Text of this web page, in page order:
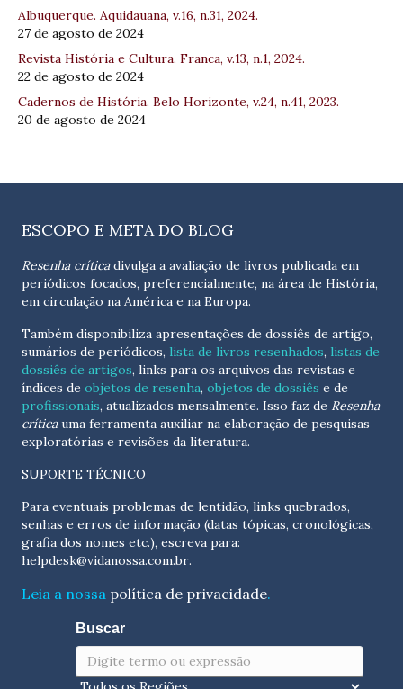
Albuquerque. Aquidauana, v.16, n.31, 2024.
27 de agosto de 2024
Revista História e Cultura. Franca, v.13, n.1, 2024.
22 de agosto de 2024
Cadernos de História. Belo Horizonte, v.24, n.41, 2023.
20 de agosto de 2024
ESCOPO E META DO BLOG
Resenha críticadivulga a avaliação de livros publicada em
periódicos focados, preferencialmente, na área de História,
em circulação na América e na Europa.
Também disponibiliza apresentações de dossiês de artigo,
sumários de periódicos, lista de livros resenhados, listas de
dossiês de artigos, links para os arquivos das revistas e
índices de objetos de resenha, objetos de dossiês e de
profissionais, atualizados mensalmente. Isso faz de Resenha
críticauma ferramenta auxiliar na elaboração de pesquisas
exploratórias e revisões da literatura.
SUPORTE TÉCNICO
Para eventuais problemas de lentidão, links quebrados,
senhas e erros de informação (datas tópicas, cronológicas,
helpdesk@vidanossa.com.br.
Leia a nossa política de privacidade.
Buscar